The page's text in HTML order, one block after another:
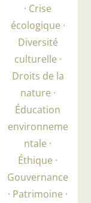
Crise
écologique
Diversité
culturelle
Droits de la
nature
Éducation
environneme
ntale
Éthique
Gouvernance
Patrimoine